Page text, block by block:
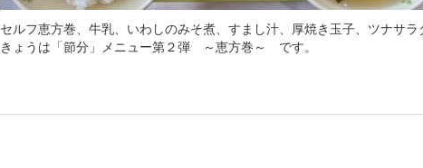
セルフ恵方巻、牛乳、いわしのみそ煮、すまし汁、厚焼き玉子、ツナサラ
きょうは「節分」メニュー第２弾 ～恵方巻～ です。